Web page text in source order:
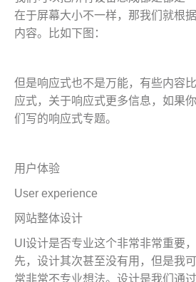
在于屏幕大小不一样，那我们就根
内容。比如下图：
但是响应式也不是万能，有些内容
应式，关于响应式更多信息，如果
们写的响应式专题。
用户体验
User experience
网站整体设计
UI设计是否专业这个非常非常重要
先，设计其次甚至没有用，但是我
常非常不专业想法。设计是我们通